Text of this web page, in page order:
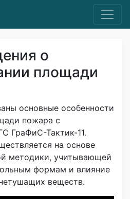
о
площади
основные особенности
пожара с
ГраФиС-Тактик-11.
на основе
методики, учитывающей
формам и влияние
веществ.